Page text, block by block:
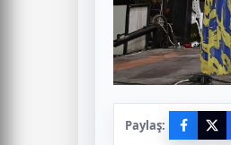
Paylaş: